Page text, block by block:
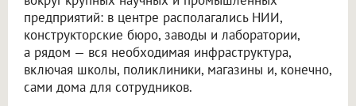
предприятий: в центре располагались НИИ,
конструкторские бюро, заводы и лаборатории,
а рядом — вся необходимая инфраструктура,
включая школы, поликлиники, магазины и, конечно,
сами дома для сотрудников.